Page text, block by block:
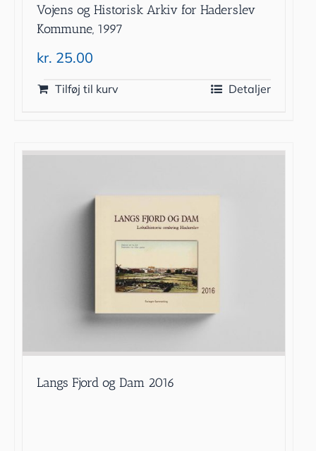
Vojens og Historisk Arkiv for Haderslev
Kommune, 1997
kr. 25.00
Tilføj til kurv Detaljer
Langs Fjord og Dam 2016